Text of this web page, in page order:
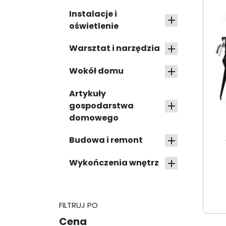
Instalacje i
oświetlenie

Warsztat i narzędzia 
Wokół domu 
Artykuły
gospodarstwa
domowego

Budowa i remont 
Wykończenia wnętrz 
FILTRUJ PO
Cena